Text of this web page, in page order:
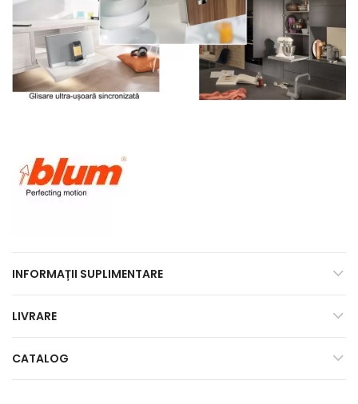
INFORMAȚII SUPLIMENTARE
LIVRARE
CATALOG